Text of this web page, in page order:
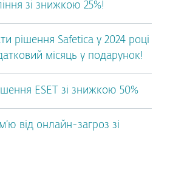
зі знижкою 25%!
рішення Safetica у 2024 році
місяць у подарунок!
ESET зі знижкою 50%
від онлайн-загроз зі